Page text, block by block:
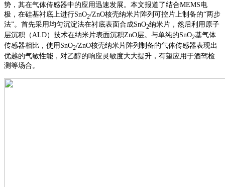
势，其在气体传感器中的应用迅速发展。本文报道了结合MEMS电
极，在硅基衬底上进行SnO2/ZnO核壳纳米片阵列可控片上制备的“两步
法”。首先采用均匀沉淀法在衬底表面合成SnO2纳米片，然后利用原子
层沉积（ALD）技术在纳米片表面沉积ZnO层。与单纯的SnO2基气体
传感器相比，使用SnO2/ZnO核壳纳米片阵列制备的气体传感器表现出
优越的气敏性能，对乙醇的响应灵敏度大大提升，有望应用于酒驾检
测等场合。